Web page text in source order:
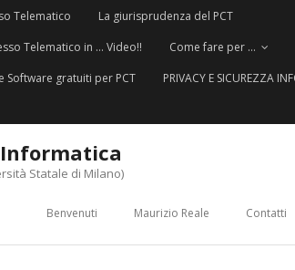
Telematico
La giurisprudenza del PCT
Telematico in … Video!!
Come fare per …
Software gratuiti per PCT
PRIVACY E SICUREZZA
Informatica
Statale di Milano)
Benvenuti Maurizio Reale Contatti